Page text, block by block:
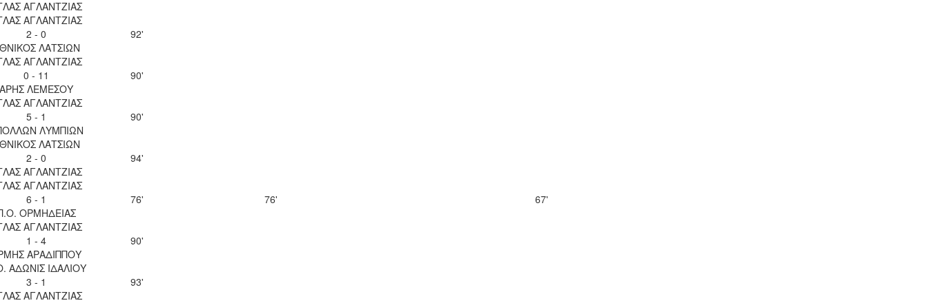
ΑΓΛΑΝΤΖΙΑΣ
ΑΓΛΑΝΤΖΙΑΣ
2 - 0
ΛΑΤΣΙΩΝ
92'
ΑΓΛΑΝΤΖΙΑΣ
0 - 11
ΑΡΗΣ ΛΕΜΕΣΟΥ
90'
ΑΓΛΑΝΤΖΙΑΣ
5 - 1
ΛΥΜΠΙΩΝ
90'
ΛΑΤΣΙΩΝ
2 - 0
ΑΓΛΑΝΤΖΙΑΣ
94'
ΑΓΛΑΝΤΖΙΑΣ
6 - 1
ΟΡΜΗΔΕΙΑΣ
76' 76'
67'
ΑΓΛΑΝΤΖΙΑΣ
1 - 4
ΑΡΑΔΙΠΠΟΥ
90'
ΑΔΩΝΙΣ ΙΔΑΛΙΟΥ
3 - 1
ΑΓΛΑΝΤΖΙΑΣ
93'